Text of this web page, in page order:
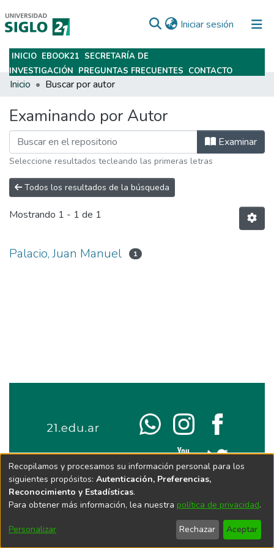
Iniciar sesión (current)
Subir
INICIO EBOOK21 SECRETARÍA DE
INVESTIGACIÓN PREGUNTAS FRECUENTES CONTACTO
Inicio Buscar por autor
Examinando por Autor
Examinar
Seleccione resultados tecleando las primeras letras
Todos los resultados de la búsqueda
Mostrando 1 - 1 de 1
Palacio, Juan Manuel 1
Recopilamos y procesamos su información personal para los
siguientes propósitos: Autenticación, Preferencias,
Reconocimiento y Estadísticas.
Para obtener más información, lea nuestra política de privacidad.
Personalizar Rechazar Aceptar